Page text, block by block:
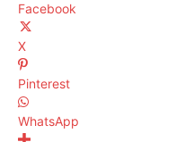
Facebook
X
Pinterest
WhatsApp